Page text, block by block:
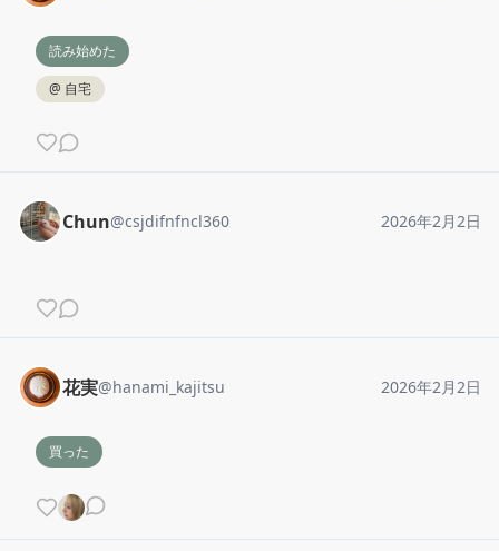
読み始めた
@ 自宅
Chun@csjdifnfncl360 2026年2月2日
花実@hanami_kajitsu 2026年2月2日
買った